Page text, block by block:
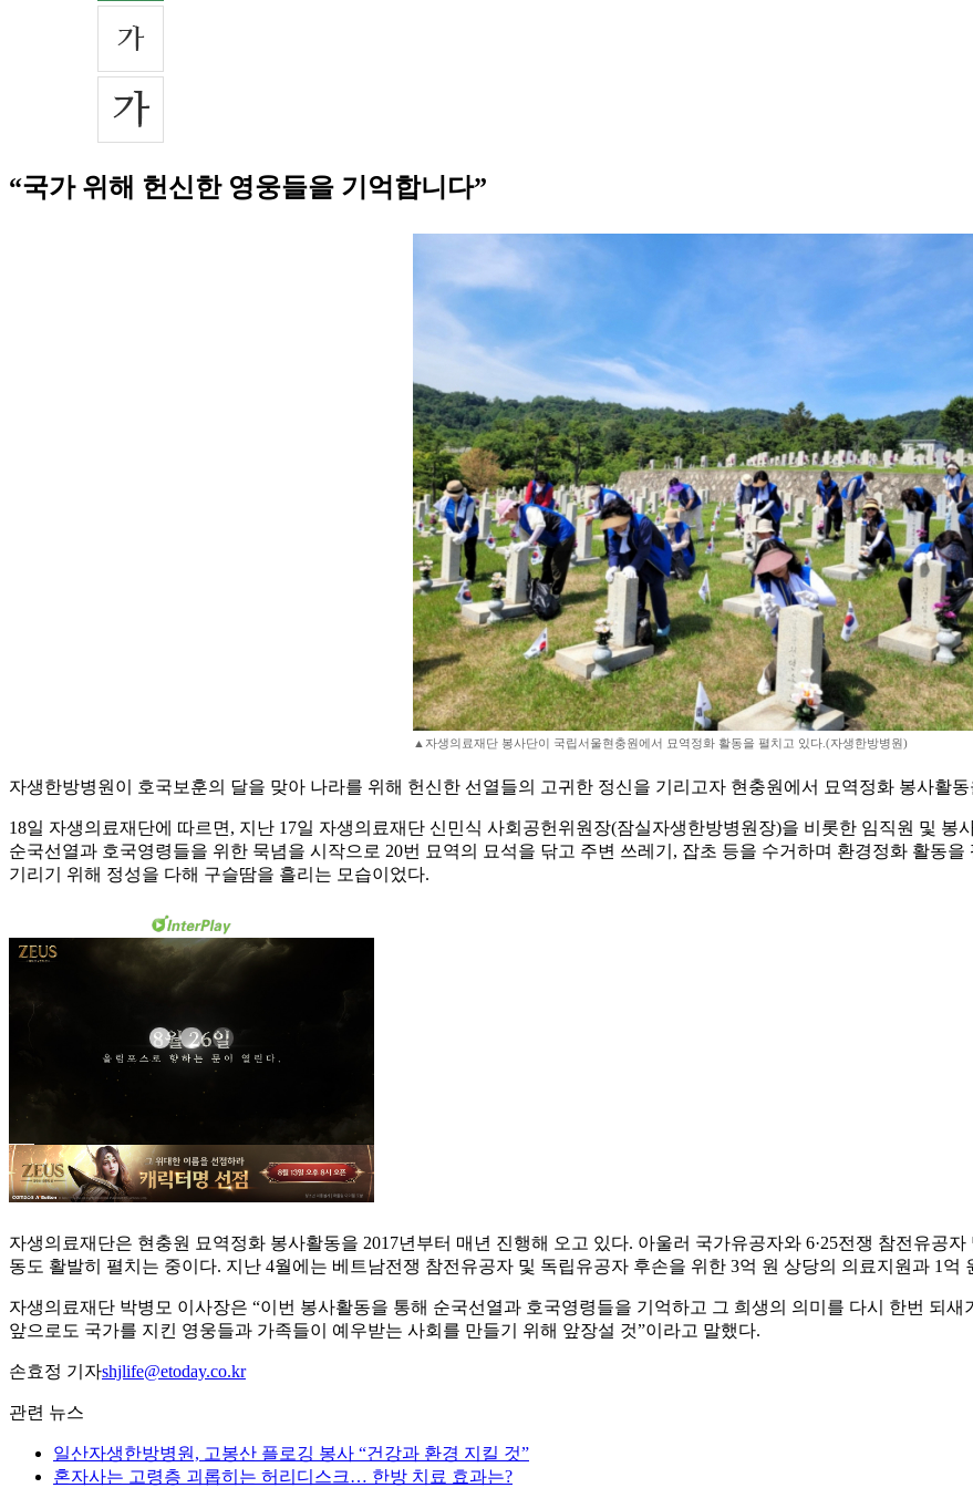
“국가 위해 헌신한 영웅들을 기억합니다”
▲자생의료재단 봉사단이 국립서울현충원에서 묘역정화 활동을 펼치고 있다.(자생한방병원)
자생한방병원이 호국보훈의 달을 맞아 나라를 위해 헌신한 선열들의 고귀한 정신을 기리고자 현충원에서 묘역정화 봉사활동
18일 자생의료재단에 따르면, 지난 17일 자생의료재단 신민식 사회공헌위원장(잠실자생한방병원장)을 비롯한 임직원 및
순국선열과 호국영령들을 위한 묵념을 시작으로 20번 묘역의 묘석을 닦고 주변 쓰레기, 잡초 등을 수거하며 환경정화 활동
기리기 위해 정성을 다해 구슬땀을 흘리는 모습이었다.
자생의료재단은 현충원 묘역정화 봉사활동을 2017년부터 매년 진행해 오고 있다. 아울러 국가유공자와 6·25전쟁 참전유공
동도 활발히 펼치는 중이다. 지난 4월에는 베트남전쟁 참전유공자 및 독립유공자 후손을 위한 3억 원 상당의 의료지원과 1
자생의료재단 박병모 이사장은 “이번 봉사활동을 통해 순국선열과 호국영령들을 기억하고 그 희생의 의미를 다시 한번 되
앞으로도 국가를 지킨 영웅들과 가족들이 예우받는 사회를 만들기 위해 앞장설 것”이라고 말했다.
손효정 기자shjlife@etoday.co.kr
관련 뉴스
일산자생한방병원, 고봉산 플로깅 봉사 “건강과 환경 지킬 것”
혼자사는 고령층 괴롭히는 허리디스크… 한방 치료 효과는?